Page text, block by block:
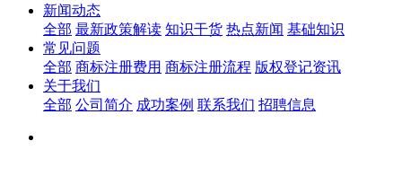
新闻动态
全部 最新政策解读 知识干货 热点新闻 基础知识
常见问题
全部 商标注册费用 商标注册流程 版权登记资讯
关于我们
全部 公司简介 成功案例 联系我们 招聘信息